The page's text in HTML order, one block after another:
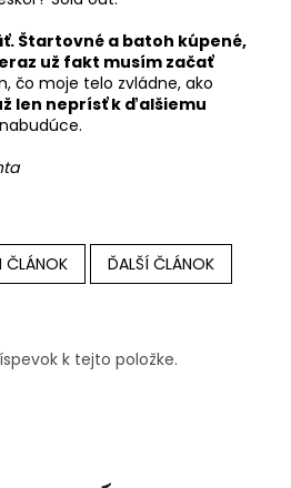
Štartovné a batoh kúpené,
už fakt musím začať
čo moje telo zvládne, ako
len neprísť k ďalšiemu
ČLÁNOK ĎALŠÍ ČLÁNOK
k tejto položke.